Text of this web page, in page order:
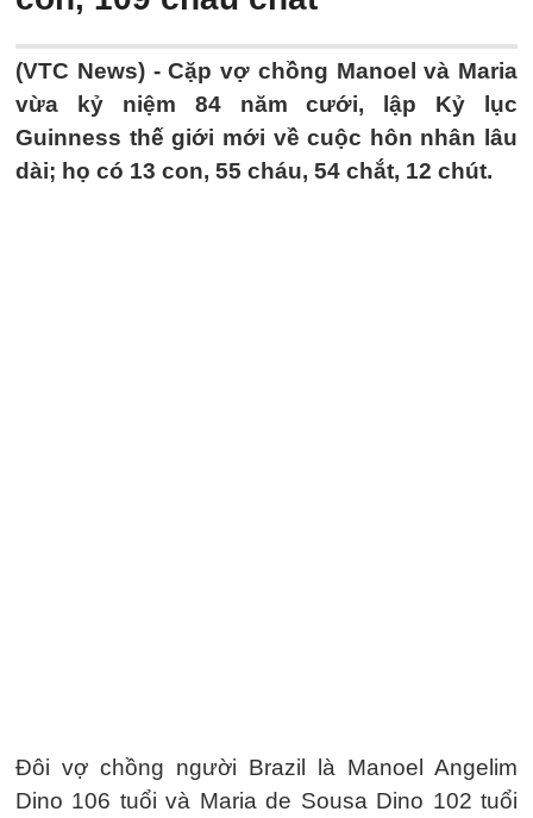
(VTC News) -Cặp vợ chồng Manoel và Maria
vừa kỷ niệm 84 năm cưới, lập Kỷ lục
Guinness thế giới mới về cuộc hôn nhân lâu
dài; họ có 13 con, 55 cháu, 54 chắt, 12 chút.
Đôi vợ chồng người Brazil là Manoel Angelim
Dino 106 tuổi và Maria de Sousa Dino 102 tuổi